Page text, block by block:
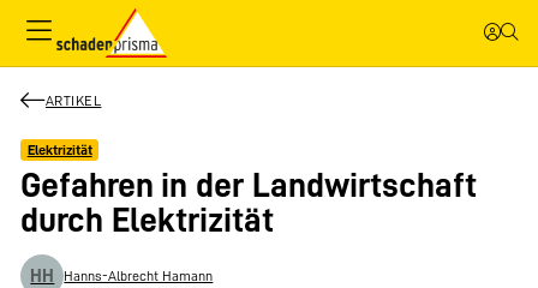
ARTIKEL
Elektrizität
Gefahren in der Landwirtschaft
durch Elektrizität
HH Hanns-Albrecht Hamann